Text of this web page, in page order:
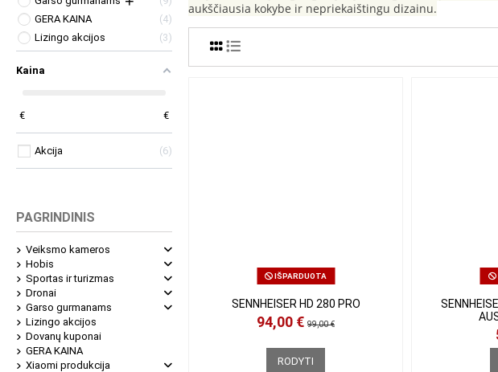
aukščiausia kokybe ir nepriekaištingu dizainu.
IŠPARDUOTA
SENNHEISER HD 280 PRO
94,00 €99,00 €
RODYTI
GERA KAINA
4
Lizingo akcijos
3
Kaina
9€ €
Akcija 6
PAGRINDINIS
Veiksmo kameros
Hobis
Sportas ir turizmas
Dronai
Garso gurmanams
Lizingo akcijos
Dovanų kuponai
GERA KAINA
Xiaomi produkcija